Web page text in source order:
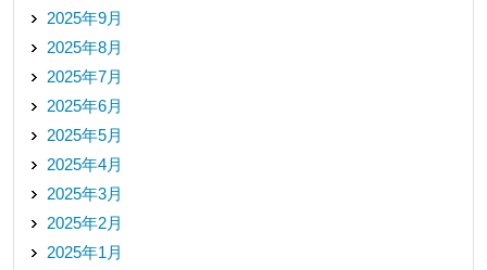
2025年9月
2025年8月
2025年7月
2025年6月
2025年5月
2025年4月
2025年3月
2025年2月
2025年1月